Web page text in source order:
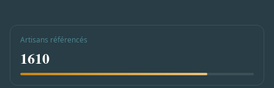
Artisans référencés
1610